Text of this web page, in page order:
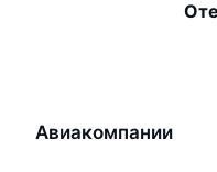
Авиакомпании